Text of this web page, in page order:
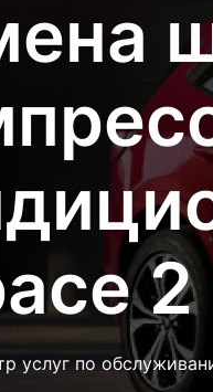
2
услуг по